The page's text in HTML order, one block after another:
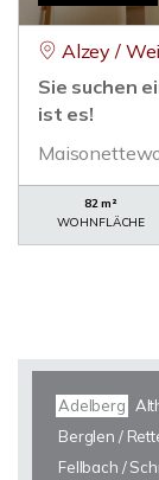
Alzey /
Sie suchen
ist es!
82 m²
WOHNFLÄCHE
Adelberg
Berglen /
Fellbach /